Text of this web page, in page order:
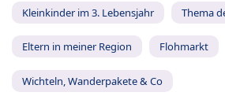
Kleinkinder im 3. Lebensjahr Thema
Eltern in meiner Region Flohmarkt
Wichteln, Wanderpakete & Co